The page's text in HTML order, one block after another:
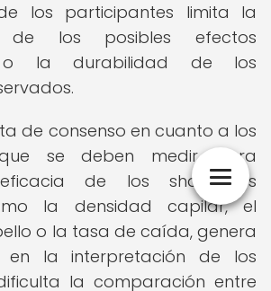
los participantes limita la
de los posibles efectos
o la durabilidad de los
de consenso en cuanto a los
se deben medir para
de los shampoos
la densidad capilar, el
o la tasa de caída, genera
en la interpretación de los
la comparación entre